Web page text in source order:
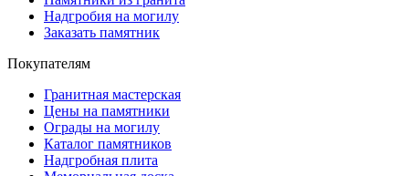
Надгробия на могилу
Заказать памятник
Покупателям
Гранитная мастерская
Цены на памятники
Ограды на могилу
Каталог памятников
Надгробная плита